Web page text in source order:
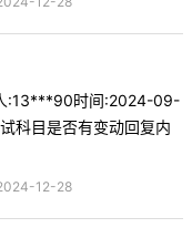
:13***90时间:2024-09-
科目是否有变动回复内
12-28